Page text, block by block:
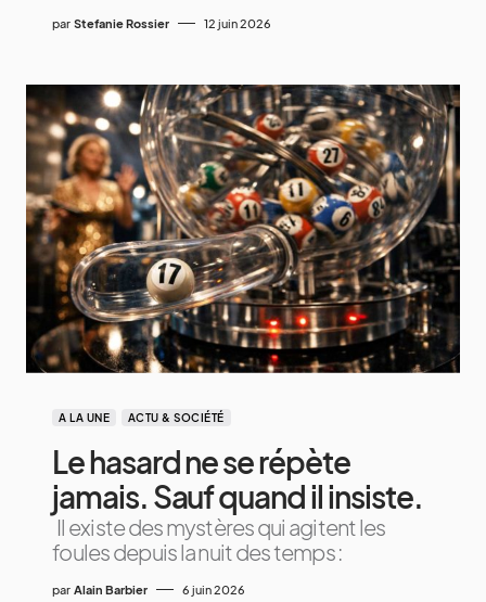
par Stefanie Rossier 12 juin 2026
A LA UNE ACTU & SOCIÉTÉ
Le hasard ne se répète
jamais. Sauf quand il insiste.
Il existe des mystères qui agitent les
foules depuis la nuit des temps :
par Alain Barbier 6 juin 2026